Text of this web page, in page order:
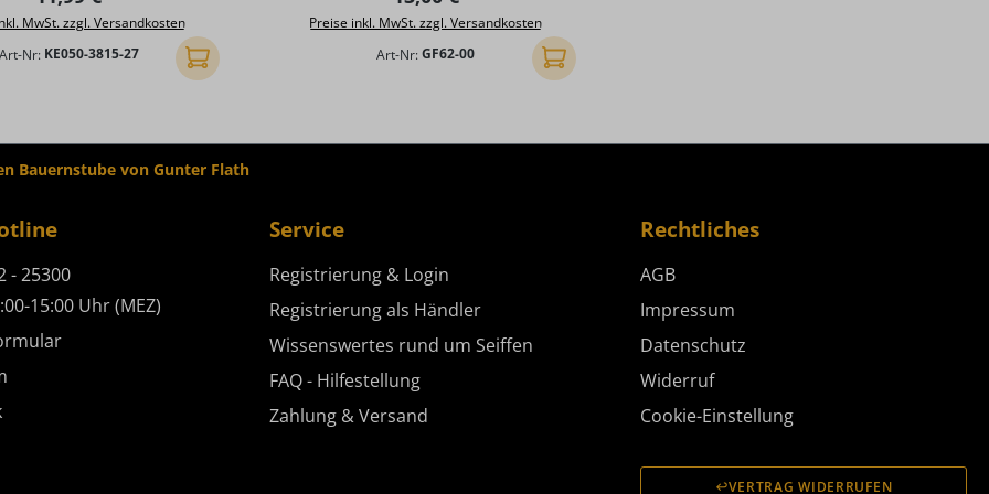
MwSt. zzgl. Versandkosten
Art-Nr: KE050-3815-27 In den Warenkorb
Preise inkl. MwSt. zzgl. Versandkosten
Art-Nr:GF62-00 In den Warenkorb
Bauernstube von Gunter Flath
- 25300
15:00 Uhr (MEZ)
Service
Registrierung & Login
Registrierung als Händler
Wissenswertes rund um Seiffen
FAQ - Hilfestellung
Zahlung & Versand
Rechtliches
AGB
Impressum
Datenschutz
Widerruf
Cookie-Einstellung
VERTRAG WIDERRUFEN